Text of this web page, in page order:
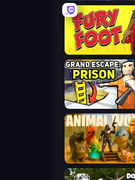
Fury Foot
Grand Escape:
Animal World